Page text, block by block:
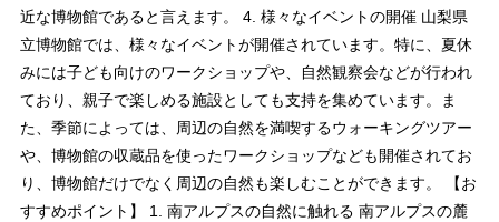
近な博物館であると言えます。 4. 様々なイベントの開催 山梨県
立博物館では、様々なイベントが開催されています。特に、夏休
みには子ども向けのワークショップや、自然観察会などが行われ
ており、親子で楽しめる施設としても支持を集めています。ま
た、季節によっては、周辺の自然を満喫するウォーキングツアー
や、博物館の収蔵品を使ったワークショップなども開催されてお
り、博物館だけでなく周辺の自然も楽しむことができます。 【お
すすめポイント】 1. 南アルプスの自然に触れる 南アルプスの麓